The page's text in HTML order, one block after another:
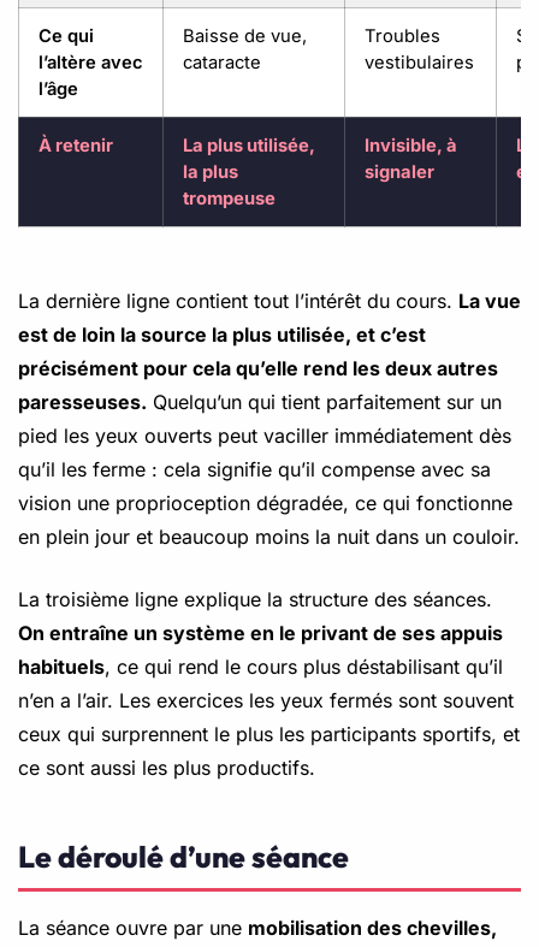
Ce qui
l’altère avec
l’âge
Baisse de vue,
cataracte
Troubles
vestibulaires
À retenir
La plus utilisée,
la plus
trompeuse
Invisible, à
signaler
La dernière ligne contient tout l’intérêt du cours. La vue
est de loin la source la plus utilisée, et c’est
précisément pour cela qu’elle rend les deux autres
paresseuses. Quelqu’un qui tient parfaitement sur un
pied les yeux ouverts peut vaciller immédiatement dès
qu’il les ferme : cela signifie qu’il compense avec sa
vision une proprioception dégradée, ce qui fonctionne
en plein jour et beaucoup moins la nuit dans un couloir.
La troisième ligne explique la structure des séances.
On entraîne un système en le privant de ses appuis
habituels, ce qui rend le cours plus déstabilisant qu’il
n’en a l’air. Les exercices les yeux fermés sont souvent
ceux qui surprennent le plus les participants sportifs, et
ce sont aussi les plus productifs.
Le déroulé d’une séance
La séance ouvre par une mobilisation des chevilles,